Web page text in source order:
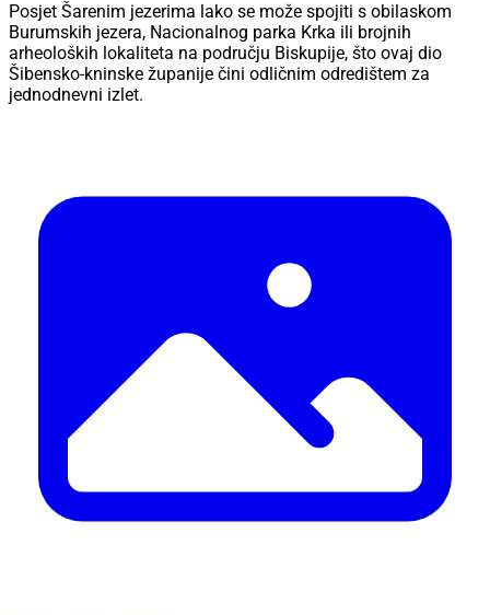
Posjet Šarenim jezerima lako se može spojiti s obilaskom
Burumskih jezera, Nacionalnog parka Krka ili brojnih
arheoloških lokaliteta na području Biskupije, što ovaj dio
Šibensko-kninske županije čini odličnim odredištem za
jednodnevni izlet.